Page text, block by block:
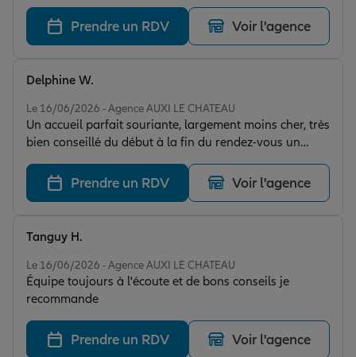
Prendre un RDV Voir l'agence
Le 16/06/2026 - Agence AUXI LE CHATEAU
Un accueil parfait souriante, largement moins cher, très
bien conseillé du début à la fin du rendez-vous un
grand merci
Delphine W.
Prendre un RDV Voir l'agence
Le 16/06/2026 - Agence AUXI LE CHATEAU
Équipe toujours à l'écoute et de bons conseils je
recommande
Tanguy H.
Prendre un RDV Voir l'agence